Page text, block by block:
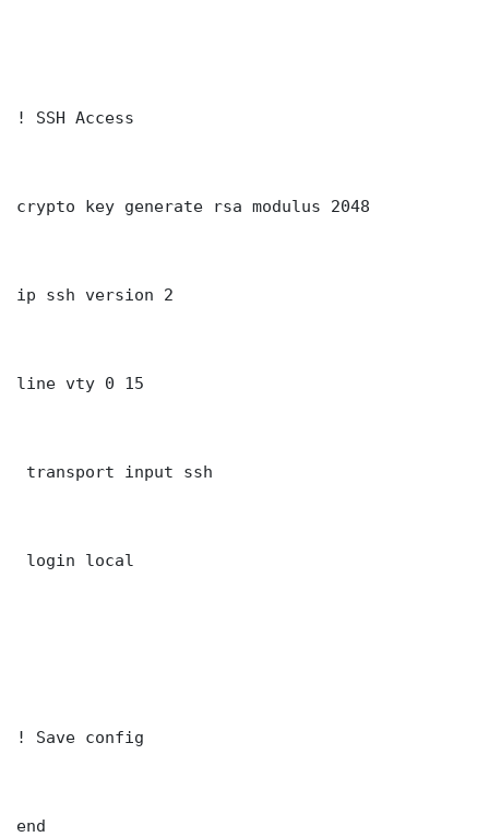
! SSH Access
crypto key generate rsa modulus 2048
ip ssh version 2
line vty 0 15
transport input ssh
login local
! Save config
end